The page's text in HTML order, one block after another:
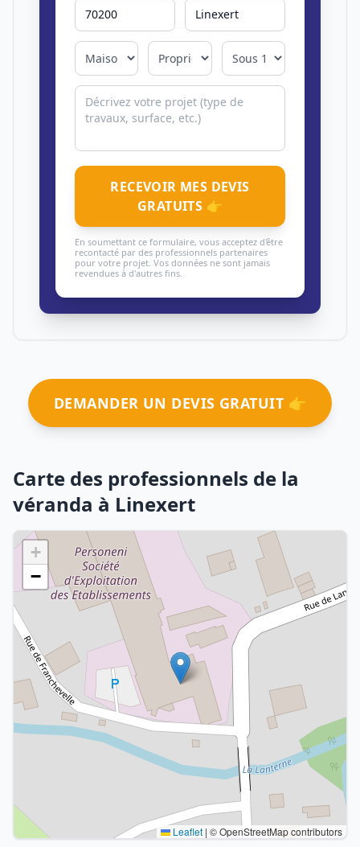
RECEVOIR MES DEVIS
GRATUITS 👉
En soumettant ce formulaire, vous acceptez d'être
recontacté par des professionnels partenaires
pour votre projet. Vos données ne sont jamais
revendues à d'autres fins.
DEMANDER UN DEVIS GRATUIT 👉
Carte des professionnels de la
véranda à Linexert
+
−
Leaflet | © OpenStreetMap contributors